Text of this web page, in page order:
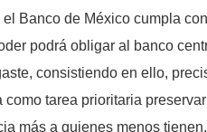
Banco de México cumpla
podrá obligar al banco
consistiendo en ello,
tarea prioritaria
más a quienes menos